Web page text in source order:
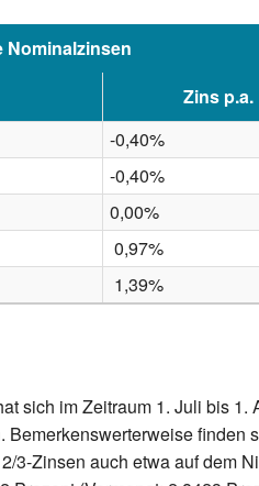
Nominalzinsen
Zins p.a.
-0,40%
-0,40%
0,00%
0,97%
1,39%
sich im Zeitraum 1. Juli bis
Bemerkenswerterweise
3-Zinsen auch etwa auf dem